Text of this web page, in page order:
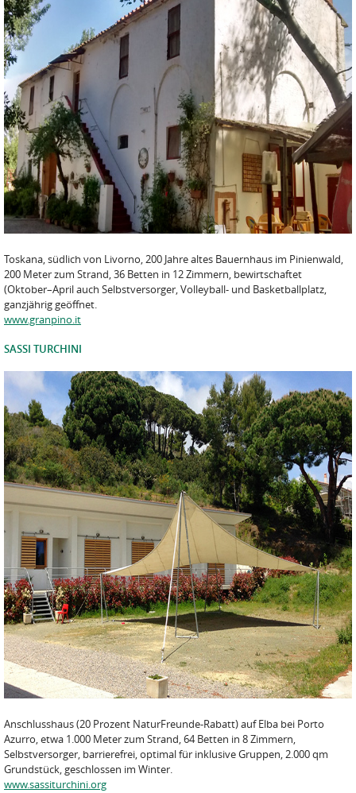
Toskana, südlich von Livorno, 200 Jahre altes Bauernhaus im Pinienwald,
200 Meter zum Strand, 36 Betten in 12 Zimmern, bewirtschaftet
(Oktober–April auch Selbstversorger, Volleyball- und Basketballplatz,
ganzjährig geöffnet.
www.granpino.it
SASSI TURCHINI
Anschlusshaus (20 Prozent NaturFreunde-Rabatt) auf Elba bei Porto
Azurro, etwa 1.000 Meter zum Strand, 64 Betten in 8 Zimmern,
Selbstversorger, barrierefrei, optimal für inklusive Gruppen, 2.000 qm
Grundstück, geschlossen im Winter.
www.sassiturchini.org